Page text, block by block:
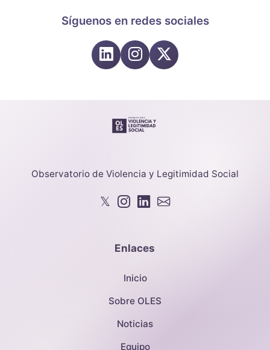
Síguenos en redes sociales
Observatorio de Violencia y Legitimidad Social
𝕏
Enlaces
Inicio
Sobre OLES
Noticias
Equipo